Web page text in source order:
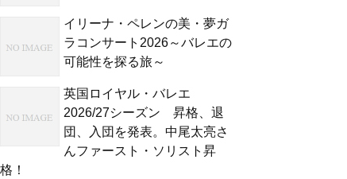
イリーナ・ペレンの美・夢ガ
ラコンサート2026～バレエの
可能性を探る旅～
英国ロイヤル・バレエ
2026/27シーズン 昇格、退
団、入団を発表。中尾太亮さ
んファースト・ソリスト昇
格！